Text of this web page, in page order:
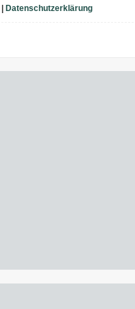
| Datenschutzerklärung